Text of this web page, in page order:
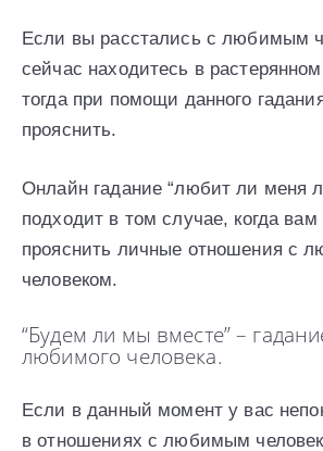
Если вы расстались с любимым
сейчас находитесь в
тогда при помощи данного
прояснить.
Онлайн гадание “любит ли меня
подходит в том случае, когда
прояснить личные отношения с
человеком.
“Будем ли мы вместе” –
любимого человека.
Если в данный момент у вас
в отношениях с любимым